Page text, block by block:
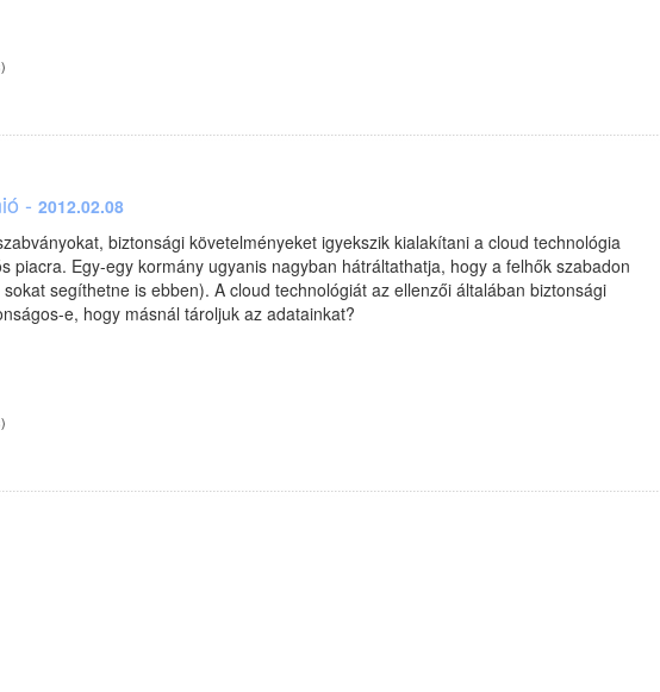
- 2012.02.08
biztonsági követelményeket igyekszik kialakítani a cloud technológia
piacra. Egy-egy kormány ugyanis nagyban hátráltathatja, hogy a felhők szabadon
segíthetne is ebben). A cloud technológiát az ellenzői általában biztonsági
e, hogy másnál tároljuk az adatainkat?